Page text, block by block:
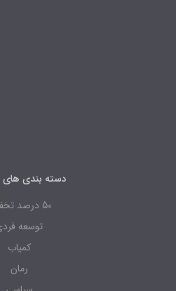
دسته بندی های محبوب
توسعه فردی